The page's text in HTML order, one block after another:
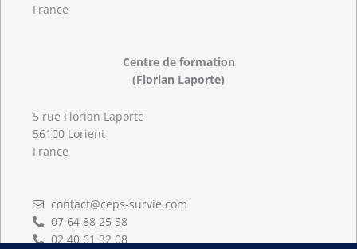
France
Centre de formation
(Florian Laporte)
5 rue Florian Laporte
56100 Lorient
France
contact@ceps-survie.com
07 64 88 25 58
02 40 61 32 08